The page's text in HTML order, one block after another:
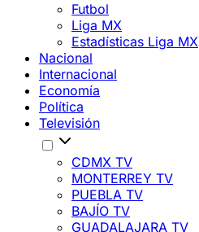
Futbol
Liga MX
Estadísticas Liga MX
Nacional
Internacional
Economía
Política
Televisión
CDMX TV
MONTERREY TV
PUEBLA TV
BAJÍO TV
GUADALAJARA TV